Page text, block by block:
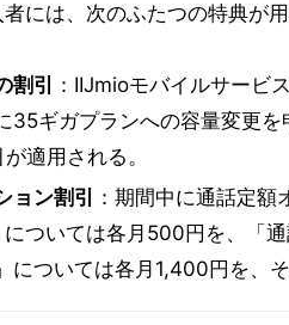
には、次のふたつの特典が用
割引
：IIJmioモバイルサービ
35ギガプランへの容量変更
適用される。
ョン割引
：期間中に通話定
ついては各月500円を、「
については各月1,400円を、